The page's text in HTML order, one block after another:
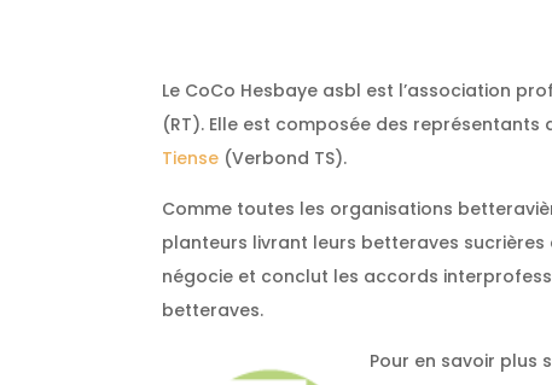
Le CoCo Hesbaye asbl est l’association
(RT). Elle est composée des représentants
Tiense (Verbond TS).
Comme toutes les organisations
planteurs livrant leurs betteraves sucrières
négocie et conclut les accords
betteraves.
Pour en savoir plus